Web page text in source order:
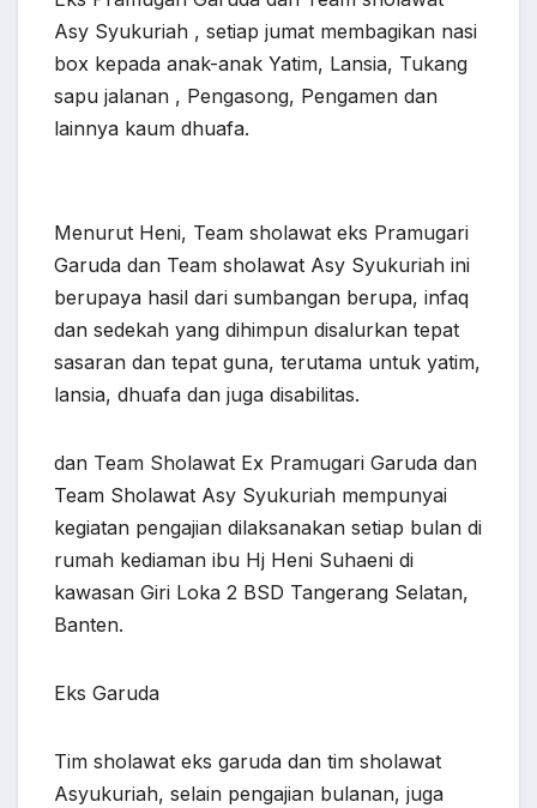
Asy Syukuriah , setiap jumat membagikan nasi
box kepada anak-anak Yatim, Lansia, Tukang
sapu jalanan , Pengasong, Pengamen dan
lainnya kaum dhuafa.
Menurut Heni, Team sholawat eks Pramugari
Garuda dan Team sholawat Asy Syukuriah ini
berupaya hasil dari sumbangan berupa, infaq
dan sedekah yang dihimpun disalurkan tepat
sasaran dan tepat guna, terutama untuk yatim,
lansia, dhuafa dan juga disabilitas.
dan Team Sholawat Ex Pramugari Garuda dan
Team Sholawat Asy Syukuriah mempunyai
kegiatan pengajian dilaksanakan setiap bulan di
rumah kediaman ibu Hj Heni Suhaeni di
kawasan Giri Loka 2 BSD Tangerang Selatan,
Banten.
Eks Garuda
Tim sholawat eks garuda dan tim sholawat
Asyukuriah, selain pengajian bulanan, juga